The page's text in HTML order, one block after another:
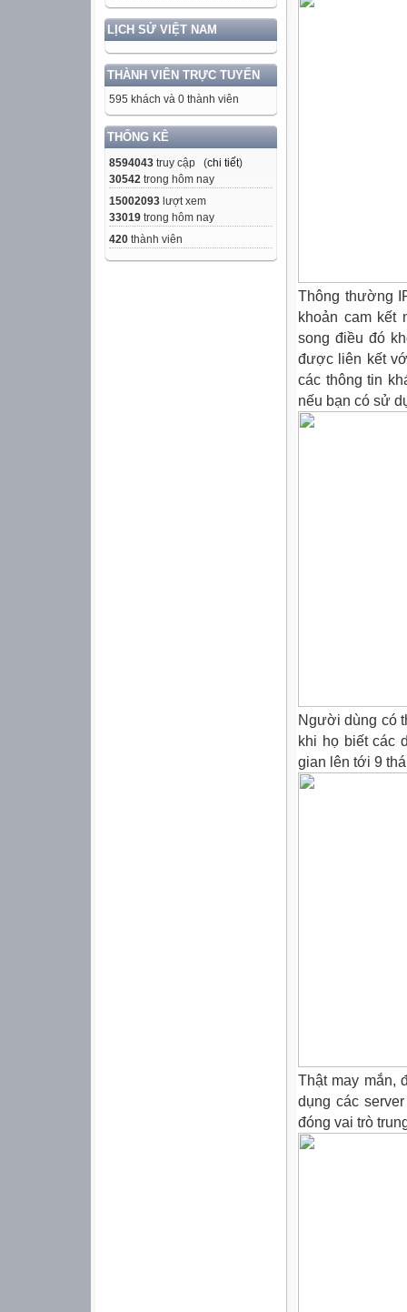
LỊCH SỬ VIỆT NAM
THÀNH VIÊN TRỰC TUYẾN
595 khách và 0 thành viên
THỐNG KÊ
8594043 truy cập (chi tiết)
30542 trong hôm nay
15002093 lượt xem
33019 trong hôm nay
420 thành viên
Thông thường
khoản cam kết
song điều đó
được liên kết
các thông tin
nếu bạn có sử
Người dùng có
khi họ biết các
gian lên tới 9
Thật may mắn,
dụng các
đóng vai trò